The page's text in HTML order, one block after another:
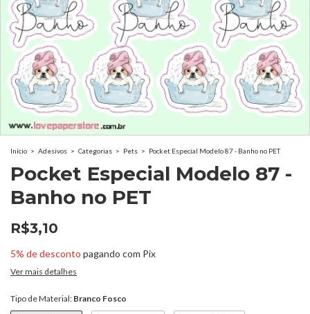
Início > Adesivos > Categorias > Pets > Pocket Especial Modelo 87 - Banho no PET
Pocket Especial Modelo 87 -
Banho no PET
R$3,10
5% de desconto pagando com Pix
Ver mais detalhes
Tipo de Material: Branco Fosco